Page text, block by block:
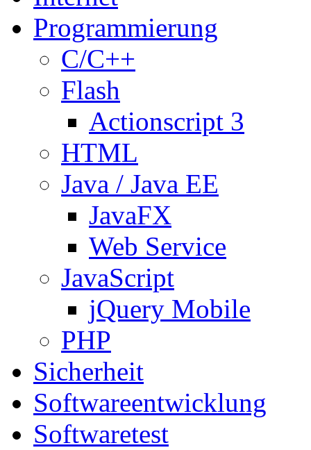
Programmierung
C/C++
Flash
Actionscript 3
HTML
Java / Java EE
JavaFX
Web Service
JavaScript
jQuery Mobile
PHP
Sicherheit
Softwareentwicklung
Softwaretest